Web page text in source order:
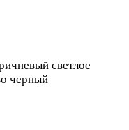
светлое
черный